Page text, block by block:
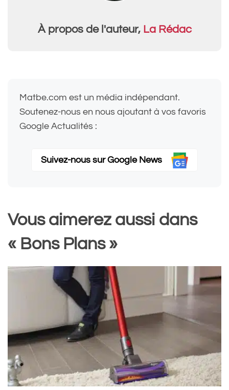
À propos de l'auteur, La Rédac
Matbe.com est un média indépendant.
Soutenez-nous en nous ajoutant à vos favoris
Google Actualités :
Suivez-nous sur Google News
Vous aimerez aussi dans
« Bons Plans »